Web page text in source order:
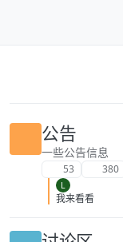
公告
一些公告信息
53 380
L
我来看看